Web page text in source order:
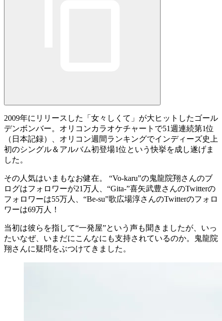
2009年にリリースした 「女々しくて」 が大ヒットしたゴール
デンボンバー。 オリコンカラオケチャートで51週連続第1位
（日本記録）
、オリコン週間ランキングでインディーズ史上
初のシングル＆アルバム初登場1位 という快挙を成し遂げま
した。
その人気はいまもなお健在。 “Vo-karu”の鬼龍院翔さんのブ
ログはフォロワーが21万人、“Gita-”喜矢武豊さんのTwitterの
フォロワーは55万人、“Be-su”歌広場淳さんのTwitterのフォロ
ワーは69万人！
当初は彼らを指して“一発屋”という声も聞きましたが、いっ
たいなぜ、いまだにこんなにも支持されているのか。
鬼龍院
翔さんに疑問をぶつけてきました。